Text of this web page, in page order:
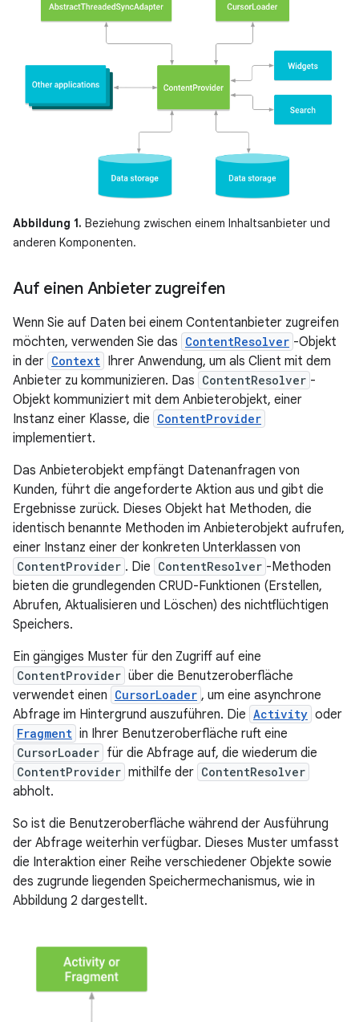
Abbildung 1. Beziehung zwischen einem Inhaltsanbieter und
anderen Komponenten.
Auf einen Anbieter zugreifen
Wenn Sie auf Daten bei einem Contentanbieter zugreifen
möchten, verwenden Sie das ContentResolver -Objekt
in der Context Ihrer Anwendung, um als Client mit dem
Anbieter zu kommunizieren. Das ContentResolver -
Objekt kommuniziert mit dem Anbieterobjekt, einer
Instanz einer Klasse, die ContentProvider
implementiert.
Das Anbieterobjekt empfängt Datenanfragen von
Kunden, führt die angeforderte Aktion aus und gibt die
Ergebnisse zurück. Dieses Objekt hat Methoden, die
identisch benannte Methoden im Anbieterobjekt aufrufen,
einer Instanz einer der konkreten Unterklassen von
ContentProvider . Die ContentResolver -Methoden
bieten die grundlegenden CRUD-Funktionen (Erstellen,
Abrufen, Aktualisieren und Löschen) des nichtflüchtigen
Speichers.
Ein gängiges Muster für den Zugriff auf eine
ContentProvider über die Benutzeroberfläche
verwendet einen CursorLoader , um eine asynchrone
Abfrage im Hintergrund auszuführen. Die Activity oder
Fragment in Ihrer Benutzeroberfläche ruft eine
CursorLoader für die Abfrage auf, die wiederum die
ContentProvider mithilfe der ContentResolver
abholt.
So ist die Benutzeroberfläche während der Ausführung
der Abfrage weiterhin verfügbar. Dieses Muster umfasst
die Interaktion einer Reihe verschiedener Objekte sowie
des zugrunde liegenden Speichermechanismus, wie in
Abbildung 2 dargestellt.